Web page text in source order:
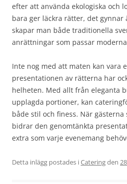
efter att använda ekologiska och
bara ger läckra rätter, det gynnar
skapar man både traditionella
anrättningar som passar
Inte nog med att maten kan vara
presentationen av rätterna har
helheten. Med allt från eleganta
upplagda portioner, kan
både stil och finess. När
bidrar den genomtänkta
extra som varje evenemang
Detta inlägg postades iCateringden